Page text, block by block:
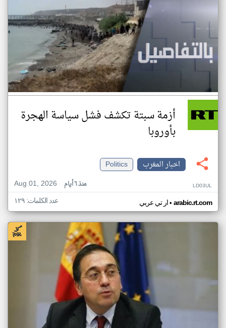
أزمة سبتة تكشف فشل سياسة الهجرة
بأوروبا
اخبار المغرب
Politics
Aug 01, 2026
منذ ٦ أيام LD03UL
ار تي عربي• arabic.rt.com عدد الكلمات: ١٢٩